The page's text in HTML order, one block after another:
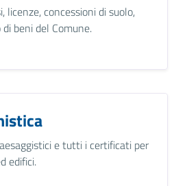
licenze, concessioni di suolo,
beni del Comune.
e tutti i certificati per
edifici.